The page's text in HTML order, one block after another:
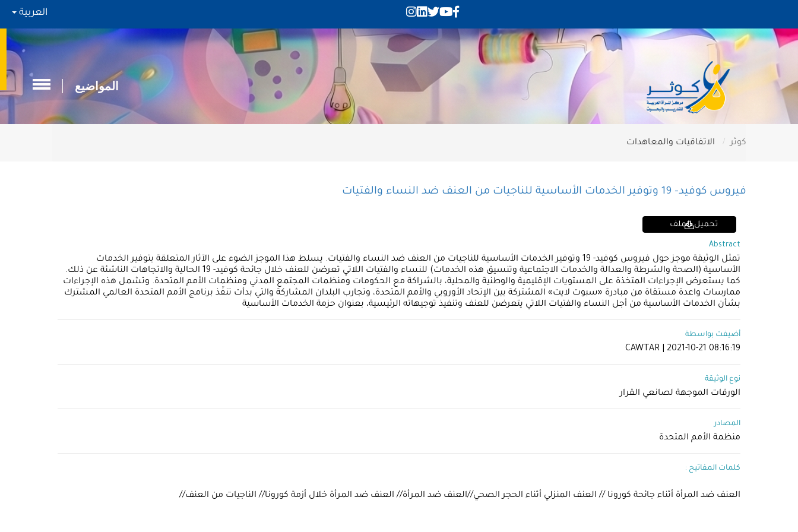
العربية
المواضيع
كوثر الاتفاقيات والمعاهدات
فيروس كوفيد- 19 وتوفير الخدمات الأساسية للناجيات من العنف ضد النساء والفتيات
تحميل الملف
Abstract
تمثل الوثيقة موجز حول فيروس كوفيد- 19 وتوفير الخدمات الأساسية للناجيات من العنف ضد النساء والفتيات. يسلط هذا الموجز الضوء على الآثار المتعلقة بتوفير الخدمات
الأساسية (الصحة والشرطة والعدالة والخدمات الاجتماعية وتنسيق هذه الخدمات) للنساء والفتيات اللاتي تعرضن للعنف خلال جائحة كوفيد- 19 الحالية والاتجاهات الناشئة عن ذلك.
كما يستعرض الإجراءات المتخذة على المستويات الإقليمية والوطنية والمحلية، بالشراكة مع الحكومات ومنظمات المجتمع المدني ومنظمات الأمم المتحدة. وتشمل هذه الإجراءات
ممارسات واعدة مستقاة من مبادرة «سبوت لايت» المشتركة بين الإتحاد الأوروبي والأمم المتحدة، وتجارب البلدان المشاركة والتي بدأت تنفّذ برنامج الأمم المتحدة العالمي المشترك
بشأن الخدمات الأساسية من أجل النساء والفتيات اللاتي يتعرضن للعنف وتنفيذ توجيهاته الرئيسية، بعنوان حزمة الخدمات الأساسية
أضيفت بواسطة
CAWTAR | 2021-10-21 08:16:19
نوع الوثيقة
الورقات الموجهة لصانعي القرار
المصادر
منظمة الأمم المتحدة
كلمات المفاتيح :
العنف ضد المرأة أثناء جائحة كورونا // العنف المنزلي أثناء الحجر الصحي//العنف ضد المرأة// العنف ضد المرأة خلال أزمة كورونا// الناجيات من العنف//